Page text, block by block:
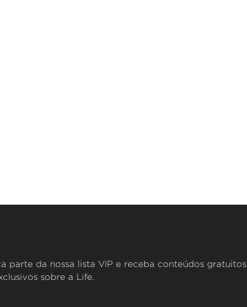
parte da nossa lista VIP e receba conteúdos gratuitos
sobre a Life.